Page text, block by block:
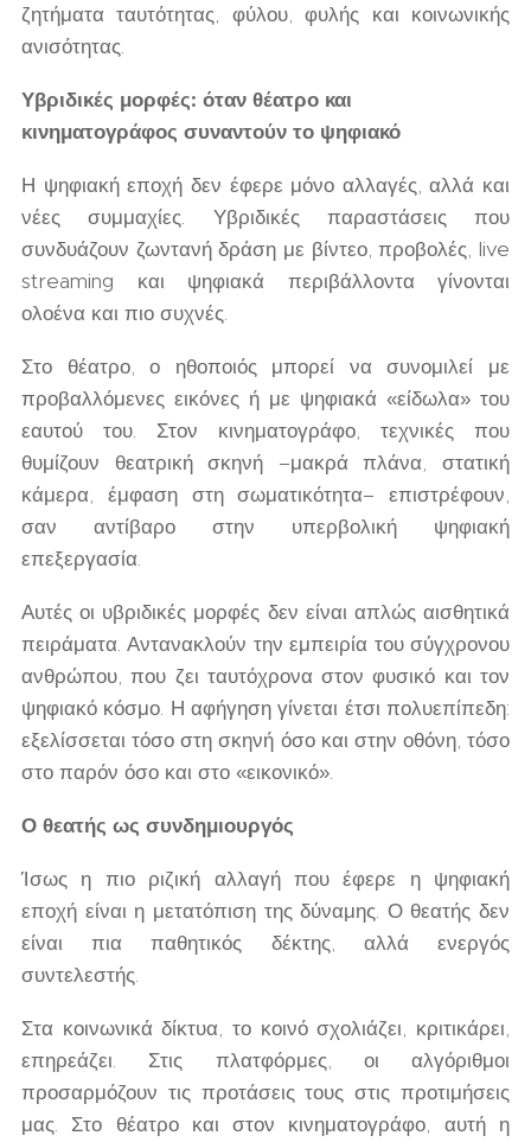
ζητήματα ταυτότητας, φύλου, φυλής και κοινωνικής
ανισότητας.
Υβριδικές μορφές: όταν θέατρο και
κινηματογράφος συναντούν το ψηφιακό
Η ψηφιακή εποχή δεν έφερε μόνο αλλαγές, αλλά και
νέες συμμαχίες. Υβριδικές παραστάσεις που
συνδυάζουν ζωντανή δράση με βίντεο, προβολές, live
streaming και ψηφιακά περιβάλλοντα γίνονται
ολοένα και πιο συχνές.
Στο θέατρο, ο ηθοποιός μπορεί να συνομιλεί με
προβαλλόμενες εικόνες ή με ψηφιακά «είδωλα» του
εαυτού του. Στον κινηματογράφο, τεχνικές που
θυμίζουν θεατρική σκηνή –μακρά πλάνα, στατική
κάμερα, έμφαση στη σωματικότητα– επιστρέφουν,
σαν αντίβαρο στην υπερβολική ψηφιακή
επεξεργασία.
Αυτές οι υβριδικές μορφές δεν είναι απλώς αισθητικά
πειράματα. Αντανακλούν την εμπειρία του σύγχρονου
ανθρώπου, που ζει ταυτόχρονα στον φυσικό και τον
ψηφιακό κόσμο. Η αφήγηση γίνεται έτσι πολυεπίπεδη:
εξελίσσεται τόσο στη σκηνή όσο και στην οθόνη, τόσο
στο παρόν όσο και στο «εικονικό».
Ο θεατής ως συνδημιουργός
Ίσως η πιο ριζική αλλαγή που έφερε η ψηφιακή
εποχή είναι η μετατόπιση της δύναμης. Ο θεατής δεν
είναι πια παθητικός δέκτης, αλλά ενεργός
συντελεστής.
Στα κοινωνικά δίκτυα, το κοινό σχολιάζει, κριτικάρει,
επηρεάζει. Στις πλατφόρμες, οι αλγόριθμοι
προσαρμόζουν τις προτάσεις τους στις προτιμήσεις
μας. Στο θέατρο και στον κινηματογράφο, αυτή η